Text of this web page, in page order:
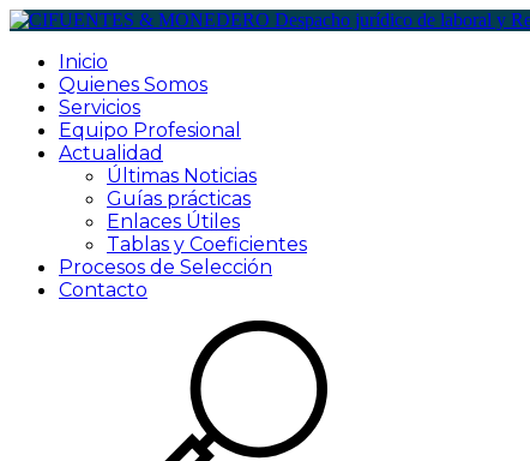
Inicio
Quienes Somos
Servicios
Equipo Profesional
Actualidad
Últimas Noticias
Guías prácticas
Enlaces Útiles
Tablas y Coeficientes
Procesos de Selección
Contacto